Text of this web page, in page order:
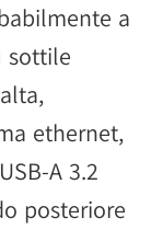
a
sottile
ethernet,
A 3.2
posteriore